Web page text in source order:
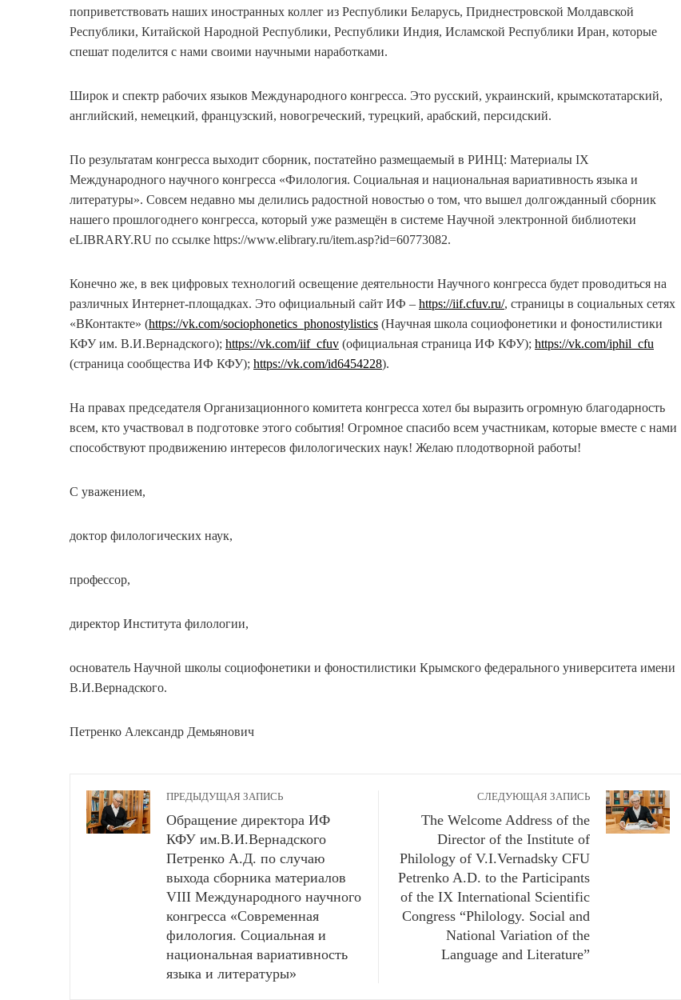
поприветствовать наших иностранных коллег из Республики Беларусь, Приднестровской Молдавской
Республики, Китайской Народной Республики, Республики Индия, Исламской Республики Иран, которые
спешат поделится с нами своими научными наработками.
Широк и спектр рабочих языков Международного конгресса. Это русский, украинский, крымскотатарский,
английский, немецкий, французский, новогреческий, турецкий, арабский, персидский.
По результатам конгресса выходит сборник, постатейно размещаемый в РИНЦ: Материалы IX
Международного научного конгресса «Филология. Социальная и национальная вариативность языка и
литературы». Совсем недавно мы делились радостной новостью о том, что вышел долгожданный сборник
нашего прошлогоднего конгресса, который уже размещён в системе Научной электронной библиотеки
eLIBRARY.RU по ссылке https://www.elibrary.ru/item.asp?id=60773082.
Конечно же, в век цифровых технологий освещение деятельности Научного конгресса будет проводиться на
различных Интернет-площадках. Это официальный сайт ИФ – https://iif.cfuv.ru/, страницы в социальных сетях
«ВКонтакте» (https://vk.com/sociophonetics_phonostylistics (Научная школа социофонетики и фоностилистики
КФУ им. В.И.Вернадского); https://vk.com/iif_cfuv (официальная страница ИФ КФУ); https://vk.com/iphil_cfu
(страница сообщества ИФ КФУ); https://vk.com/id6454228).
На правах председателя Организационного комитета конгресса хотел бы выразить огромную благодарность
всем, кто участвовал в подготовке этого события! Огромное спасибо всем участникам, которые вместе с нами
способствуют продвижению интересов филологических наук! Желаю плодотворной работы!
С уважением,
доктор филологических наук,
профессор,
директор Института филологии,
основатель Научной школы социофонетики и фоностилистики Крымского федерального университета имени
В.И.Вернадского.
Петренко Александр Демьянович
ПРЕДЫДУЩАЯ ЗАПИСЬ
Обращение директора ИФ
КФУ им.В.И.Вернадского
Петренко А.Д. по случаю
выхода сборника материалов
VIII Международного научного
конгресса «Современная
филология. Социальная и
национальная вариативность
языка и литературы»
СЛЕДУЮЩАЯ ЗАПИСЬ
The Welcome Address of the
Director of the Institute of
Philology of V.I.Vernadsky CFU
Petrenko A.D. to the Participants
of the IX International Scientific
Congress “Philology. Social and
National Variation of the
Language and Literature”